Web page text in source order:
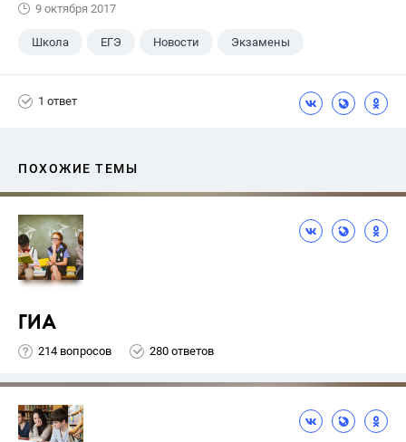
9 октября 2017
Школа ЕГЭ Новости Экзамены
1 ответ
ПОХОЖИЕ ТЕМЫ
ГИА
214 вопросов 280 ответов